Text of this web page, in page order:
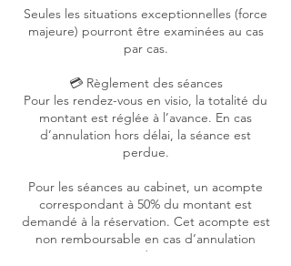
Seules les situations exceptionnelles (force
majeure) pourront être examinées au cas
par cas.
💳 Règlement des séances
Pour les rendez-vous en visio, la totalité du
montant est réglée à l’avance. En cas
d’annulation hors délai, la séance est
perdue.
Pour les séances au cabinet, un acompte
correspondant à 50% du montant est
demandé à la réservation. Cet acompte est
non remboursable en cas d’annulation
tardive.